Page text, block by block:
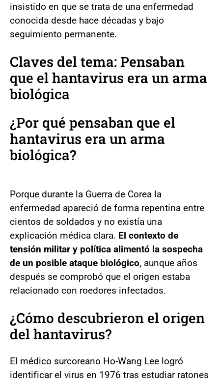
insistido en que se trata de una enfermedad
conocida desde hace décadas y bajo
seguimiento permanente.
Claves del tema: Pensaban
que el hantavirus era un arma
biológica
¿Por qué pensaban que el
hantavirus era un arma
biológica?
Porque durante la Guerra de Corea la
enfermedad apareció de forma repentina entre
cientos de soldados y no existía una
explicación médica clara. El contexto de
tensión militar y política alimentó la sospecha
de un posible ataque biológico, aunque años
después se comprobó que el origen estaba
relacionado con roedores infectados.
¿Cómo descubrieron el origen
del hantavirus?
El médico surcoreano Ho-Wang Lee logró
identificar el virus en 1976 tras estudiar ratones